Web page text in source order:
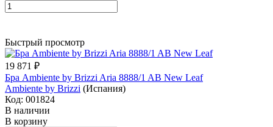
Быстрый просмотр
19 871 ₽
Бра Ambiente by Brizzi Aria 8888/1 AB New Leaf
Ambiente by Brizzi (Испания)
Код: 001824
В наличии
В корзину